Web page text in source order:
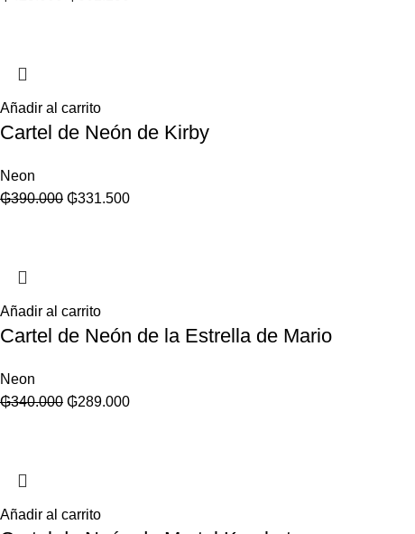
Añadir al carrito
Cartel de Neón de Kirby
Neon
₲390.000 ₲331.500
Añadir al carrito
Cartel de Neón de la Estrella de Mario
Neon
₲340.000 ₲289.000
Añadir al carrito